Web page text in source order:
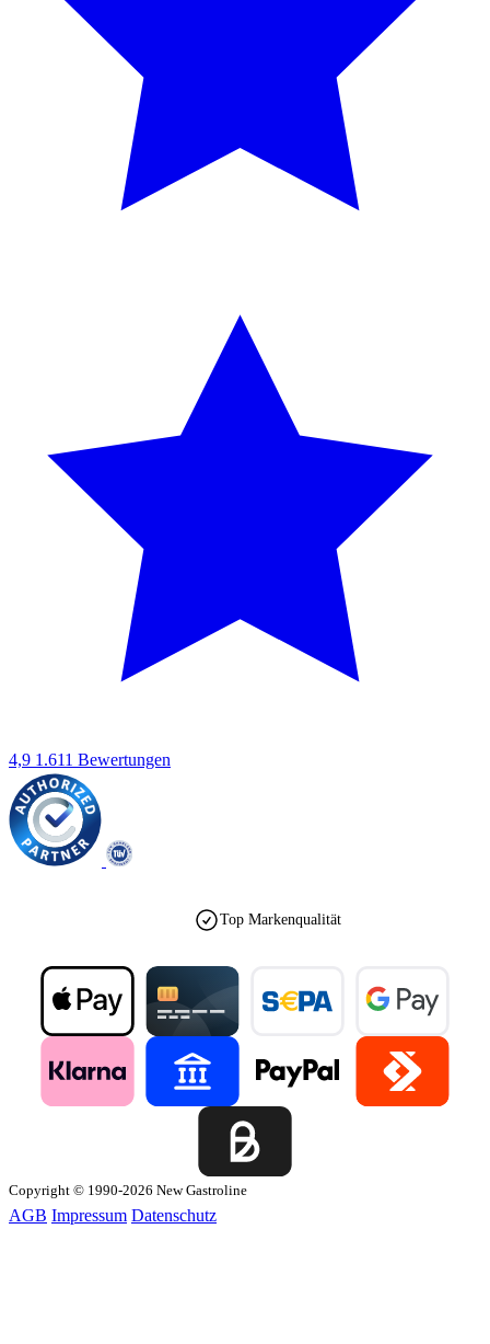
4,9 1.611 Bewertungen
Top Markenqualität
Copyright © 1990-2026 New Gastroline
AGB Impressum Datenschutz